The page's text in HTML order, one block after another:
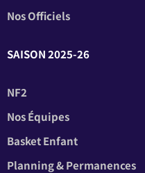
Nos Officiels
SAISON 2025-26
NF2
Nos Équipes
Basket Enfant
Planning & Permanences